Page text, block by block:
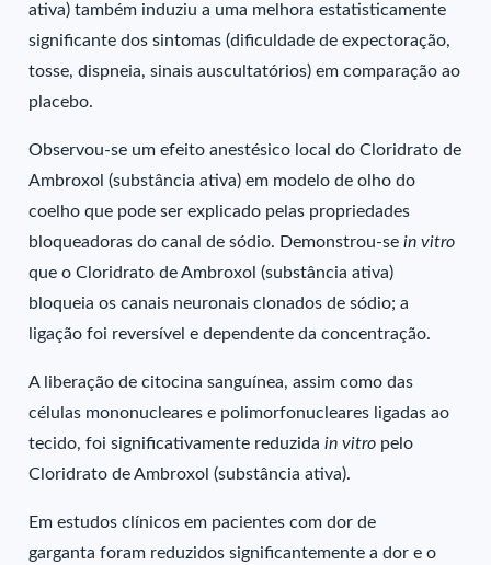
ativa) também induziu a uma melhora estatisticamente
significante dos sintomas (dificuldade de expectoração,
tosse, dispneia, sinais auscultatórios) em comparação ao
placebo.
Observou-se um efeito anestésico local do Cloridrato de
Ambroxol (substância ativa) em modelo de olho do
coelho que pode ser explicado pelas propriedades
bloqueadoras do canal de sódio. Demonstrou-se in vitro
que o Cloridrato de Ambroxol (substância ativa)
bloqueia os canais neuronais clonados de sódio; a
ligação foi reversível e dependente da concentração.
A liberação de citocina sanguínea, assim como das
células mononucleares e polimorfonucleares ligadas ao
tecido, foi significativamente reduzidain vitro pelo
Cloridrato de Ambroxol (substância ativa).
Em estudos clínicos em pacientes com dor de
garganta foram reduzidos significantemente a dor e o